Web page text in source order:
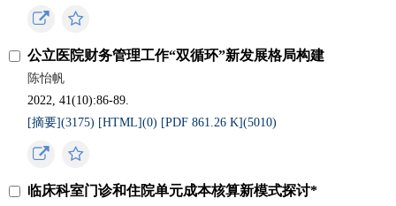
公立医院财务管理工作“双循环”新发展格局构建
陈怡帆
2022, 41(10):86-89.
[摘要](3175) [HTML](0) [PDF 861.26 K](5010)
临床科室门诊和住院单元成本核算新模式探讨*